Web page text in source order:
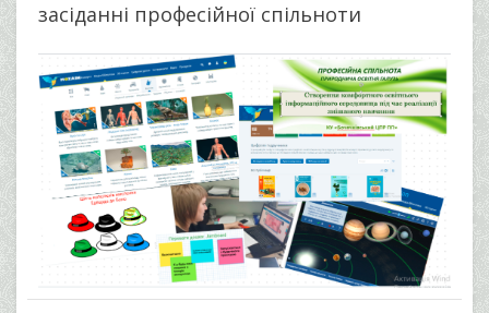
засіданні професійної спільноти